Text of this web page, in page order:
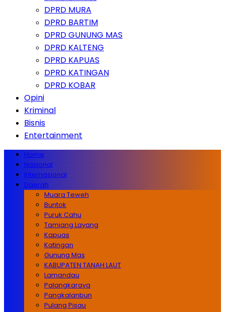
DPRD MURA
DPRD BARTIM
DPRD GUNUNG MAS
DPRD KALTENG
DPRD KAPUAS
DPRD KATINGAN
DPRD KOBAR
Opini
Kriminal
Bisnis
Entertainment
Home
Nasional
Internasional
Daerah
Muara Teweh
Buntok
Puruk Cahu
Tamiang Layang
Kapuas
Katingan
Gunung Mas
KABUPATEN TANAH LAUT
Lamandau
Palangkaraya
Pangkalanbun
Pulang Pisau